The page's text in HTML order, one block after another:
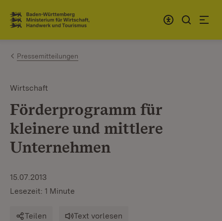
Zum Inhalt springen
Link zur Startseite
Pressemitteilungen
Wirtschaft
Förderprogramm für
kleinere und mittlere
Unternehmen
15.07.2013
Lesezeit: 1 Minute
Teilen Text vorlesen